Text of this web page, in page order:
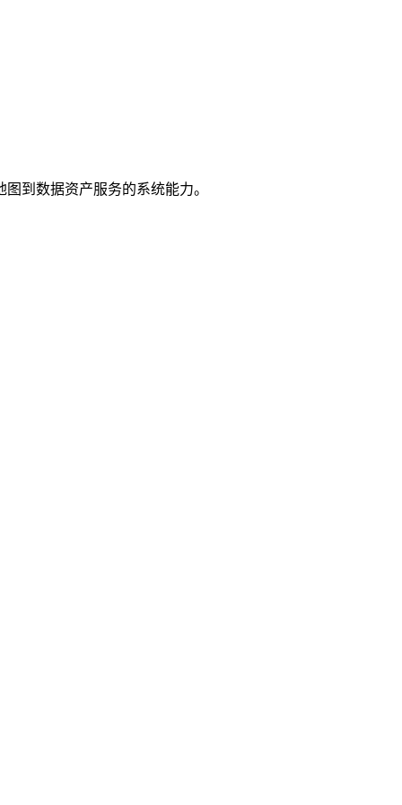
到数据资产服务的系统能力。